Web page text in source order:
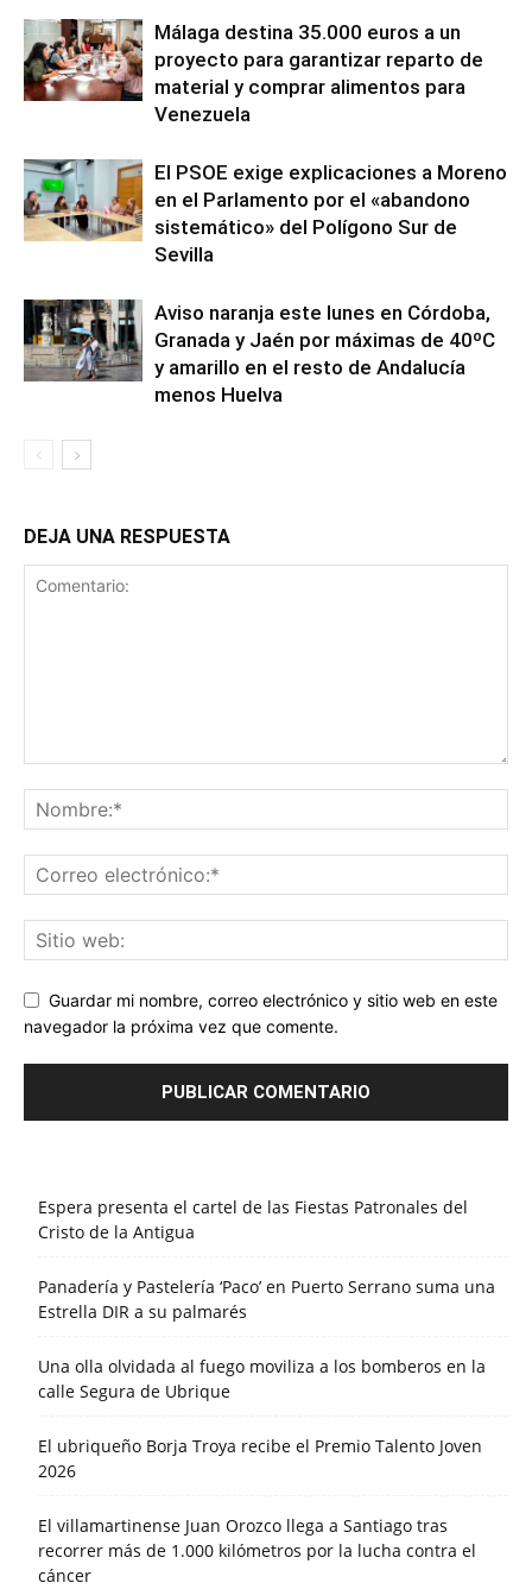
Málaga destina 35.000 euros a un
proyecto para garantizar reparto de
material y comprar alimentos para
Venezuela
El PSOE exige explicaciones a Moreno
en el Parlamento por el «abandono
sistemático» del Polígono Sur de
Sevilla
Aviso naranja este lunes en Córdoba,
Granada y Jaén por máximas de 40ºC
y amarillo en el resto de Andalucía
menos Huelva
DEJA UNA RESPUESTA
Guardar mi nombre, correo electrónico y sitio web en este
navegador la próxima vez que comente.
Espera presenta el cartel de las Fiestas Patronales del
Cristo de la Antigua
Panadería y Pastelería ‘Paco’ en Puerto Serrano suma una
Estrella DIR a su palmarés
Una olla olvidada al fuego moviliza a los bomberos en la
calle Segura de Ubrique
El ubriqueño Borja Troya recibe el Premio Talento Joven
2026
El villamartinense Juan Orozco llega a Santiago tras
recorrer más de 1.000 kilómetros por la lucha contra el
cáncer